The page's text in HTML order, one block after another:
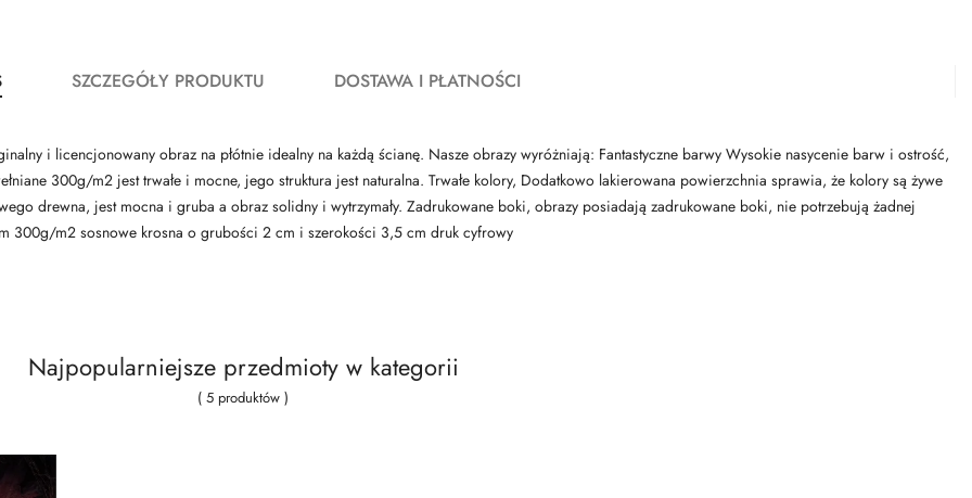
SZCZEGÓŁY PRODUKTU DOSTAWA I PŁATNOŚCI
i licencjonowany obraz na płótnie idealny na każdą ścianę. Nasze obrazy wyróżniają: Fantastyczne barwy Wysokie nasycenie barw i ostrość,
300g/m2 jest trwałe i mocne, jego struktura jest naturalna. Trwałe kolory, Dodatkowo lakierowana powierzchnia sprawia, że kolory są żywe
drewna, jest mocna i gruba a obraz solidny i wytrzymały. Zadrukowane boki, obrazy posiadają zadrukowane boki, nie potrzebują żadnej
300g/m2 sosnowe krosna o grubości 2 cm i szerokości 3,5 cm druk cyfrowy
Najpopularniejsze przedmioty w kategorii
( 5 produktów )